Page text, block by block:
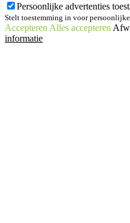
Persoonlijke advertenties
Stelt toestemming in voor persoonlijke
Accepteren Alles accepteren
informatie